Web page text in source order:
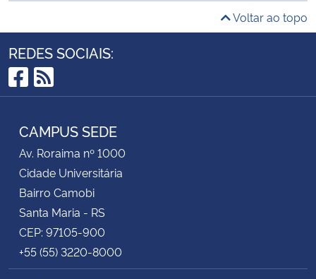
Voltar ao topo
REDES SOCIAIS:
Facebook
RSS
CAMPUS SEDE
Av. Roraima nº 1000
Cidade Universitária
Bairro Camobi
Santa Maria - RS
CEP: 97105-900
+55 (55) 3220-8000